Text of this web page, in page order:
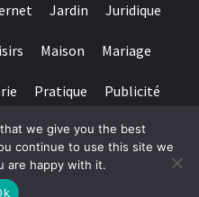
Jardin Juridique
Maison Mariage
Pratique Publicité
Textile Tourisme
|Magazine 7
we give you the best
continue to use this site we
are happy with it.